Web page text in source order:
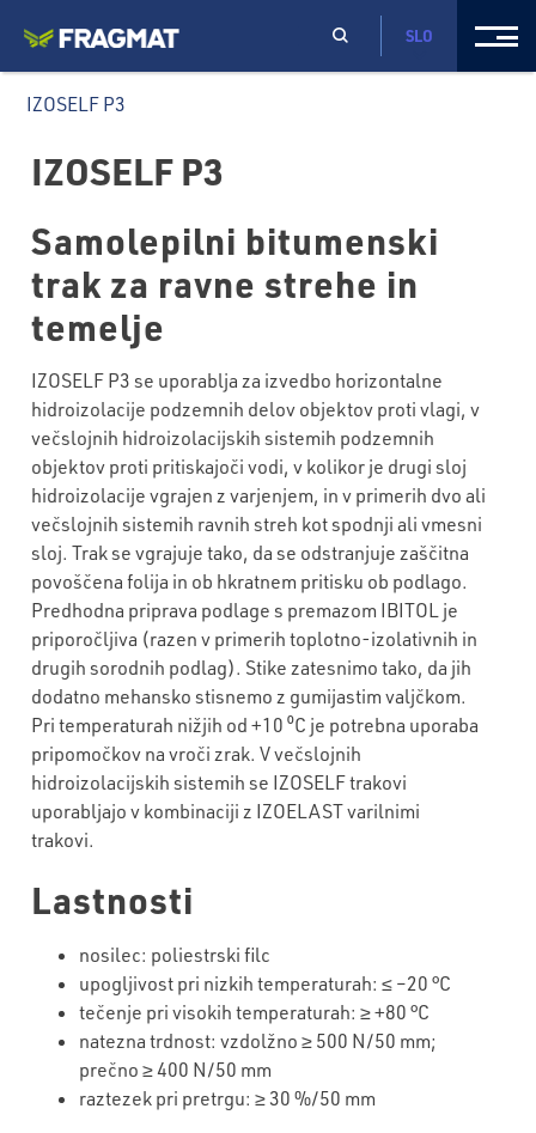
SLO
IZOSELF P3
IZOSELF P3
Samolepilni bitumenski
trak za ravne strehe in
temelje
IZOSELF P3 se uporablja za izvedbo horizontalne
hidroizolacije podzemnih delov objektov proti vlagi, v
večslojnih hidroizolacijskih sistemih podzemnih
objektov proti pritiskajoči vodi, v kolikor je drugi sloj
hidroizolacije vgrajen z varjenjem, in v primerih dvo ali
večslojnih sistemih ravnih streh kot spodnji ali vmesni
sloj. Trak se vgrajuje tako, da se odstranjuje zaščitna
povoščena folija in ob hkratnem pritisku ob podlago.
Predhodna priprava podlage s premazom IBITOL je
priporočljiva (razen v primerih toplotno-izolativnih in
drugih sorodnih podlag). Stike zatesnimo tako, da jih
dodatno mehansko stisnemo z gumijastim valjčkom.
Pri temperaturah nižjih od +10 ⁰C je potrebna uporaba
pripomočkov na vroči zrak. V večslojnih
hidroizolacijskih sistemih se IZOSELF trakovi
uporabljajo v kombinaciji z IZOELAST varilnimi
trakovi.
Lastnosti
nosilec: poliestrski filc
upogljivost pri nizkih temperaturah: ≤ –20 °C
tečenje pri visokih temperaturah: ≥ +80 °C
natezna trdnost: vzdolžno ≥ 500 N/50 mm;
prečno ≥400 N/50 mm
raztezek pri pretrgu: ≥ 30 %/50 mm